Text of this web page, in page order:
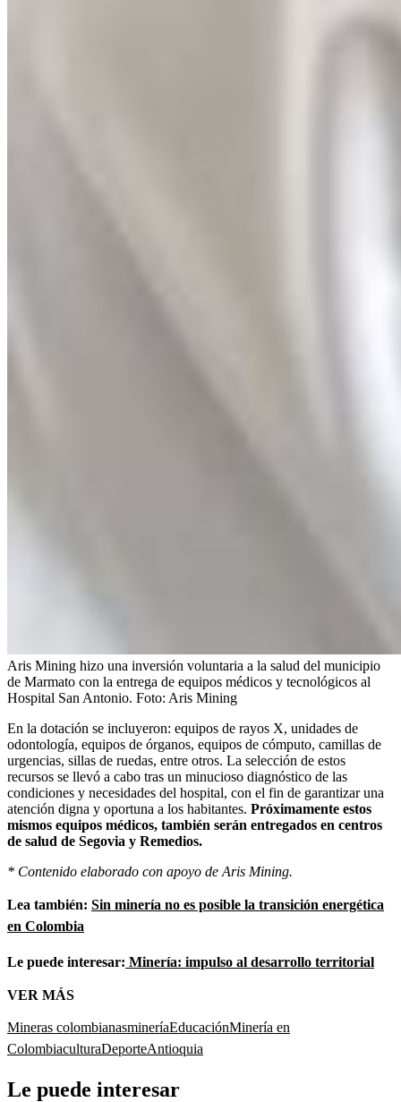
Aris Mining hizo una inversión voluntaria a la salud del municipio
de Marmato con la entrega de equipos médicos y tecnológicos al
Hospital San Antonio. Foto: Aris Mining
En la dotación se incluyeron: equipos de rayos X, unidades de
odontología, equipos de órganos, equipos de cómputo, camillas de
urgencias, sillas de ruedas, entre otros. La selección de estos
recursos se llevó a cabo tras un minucioso diagnóstico de las
condiciones y necesidades del hospital, con el fin de garantizar una
atención digna y oportuna a los habitantes. Próximamente estos
mismos equipos médicos, también serán entregados en centros
de salud de Segovia y Remedios.
* Contenido elaborado con apoyo de Aris Mining.
Lea también: Sin minería no es posible la transición energética
en Colombia
Le puede interesar: Minería: impulso al desarrollo territorial
VER MÁS
Mineras colombianasmineríaEducaciónMinería en
ColombiaculturaDeporteAntioquia
Le puede interesar